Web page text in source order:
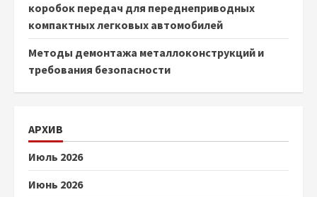
коробок передач для переднеприводных
компактных легковых автомобилей
Методы демонтажа металлоконструкций и
требования безопасности
АРХИВ
Июль 2026
Июнь 2026